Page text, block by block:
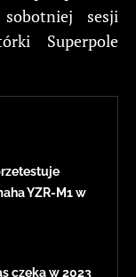
sesji
Superpole
YZR-M1 w
czeka w 2023